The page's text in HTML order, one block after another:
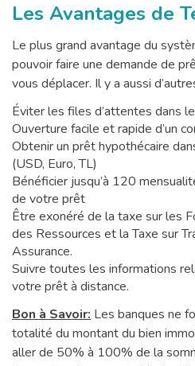
Les Avantages de
Le plus grand avantage du
pouvoir faire une demande de
vous déplacer. Il y a aussi
Éviter les files d’attentes dans
Ouverture facile et rapide d’un
Obtenir un prêt hypothécaire
(USD, Euro, TL)
Bénéficier jusqu’à 120
de votre prêt
Être exonéré de la taxe sur les
des Ressources et la Taxe sur
Assurance.
Suivre toutes les informations
votre prêt à distance.
Bon à Savoir: Les banques ne
totalité du montant du bien
aller de 50% à 100% de la